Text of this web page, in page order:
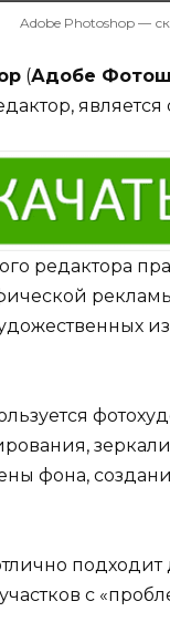
Adobe Photoshop —
(Адобе
редактора
фона,
с